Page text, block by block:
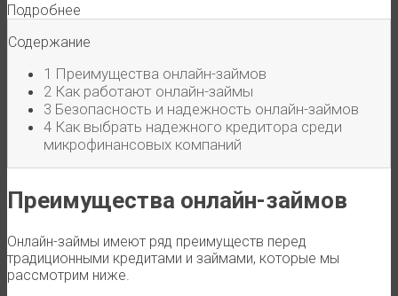
Подробнее
Содержание
1 Преимущества онлайн-займов
2 Как работают онлайн-займы
3 Безопасность и надежность онлайн-займов
4 Как выбрать надежного кредитора среди
микрофинансовых компаний
Преимущества онлайн-займов
Онлайн-займы имеют ряд преимуществ перед
традиционными кредитами и займами, которые мы
рассмотрим ниже.